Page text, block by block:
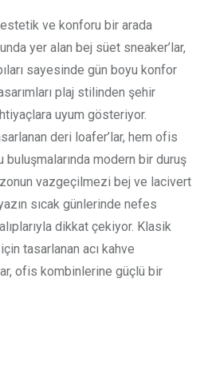
ve konforu bir arada
yer alan bej süet sneaker’lar,
sayesinde gün boyu konfor
plaj stilinden şehir
uyum gösteriyor.
deri loafer’lar, hem ofis
modern bir duruş
vazgeçilmezi bej ve lacivert
sıcak günlerinde nefes
dikkat çekiyor. Klasik
tasarlanan acı kahve
ofis kombinlerine güçlü bir